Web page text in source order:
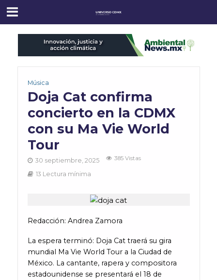
Música
Doja Cat confirma
concierto en la CDMX
con su Ma Vie World
Tour
30 septiembre, 2025 385 Vistas
13 Lectura mínima
Redacción: Andrea Zamora
La espera terminó: Doja Cat traerá su gira
mundial Ma Vie World Tour a la Ciudad de
México. La cantante, rapera y compositora
estadounidense se presentará el 18 de